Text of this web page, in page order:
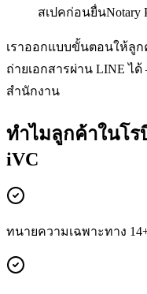
สเปคก่อนยื่นNotary
เราออกแบบขั้นตอนให้ลู
ถ่ายเอกสารผ่าน LINE ไ
สำนักงาน
ทำไมลูกค้าในโ
iVC
ทนายความเฉพาะทาง